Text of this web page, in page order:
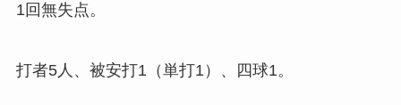
1回無失点。
打者5人、被安打1（単打1）、四球1。